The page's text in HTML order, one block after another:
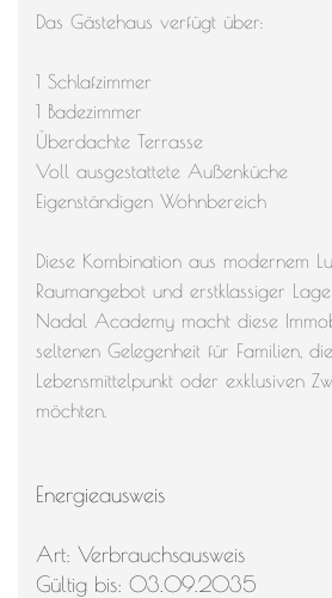
Das Gästehaus verfügt über:
1 Schlafzimmer
1 Badezimmer
Überdachte Terrasse
Voll ausgestattete Außenküche
Eigenständigen Wohnbereich
Diese Kombination aus modernem
Raumangebot und erstklassiger
Nadal Academy macht diese
seltenen Gelegenheit für Familien,
Lebensmittelpunkt oder exklusiven
möchten.
Energieausweis
Art: Verbrauchsausweis
Gültig bis: 03.09.2035